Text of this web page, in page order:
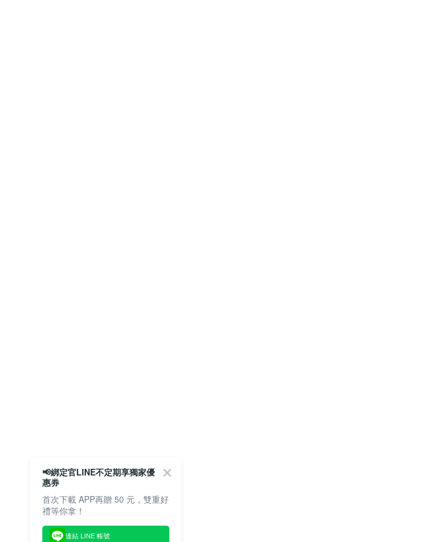
📢綁定官LINE不定期享獨家優
惠券
首次下載 APP再贈 50 元，雙重好
禮等你拿！
連結 LINE 帳號